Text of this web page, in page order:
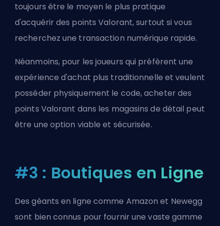
toujours être le moyen le plus pratique
d'acquérir des points Valorant, surtout si vous
recherchez une transaction numérique rapide.
Néanmoins, pour les joueurs qui préfèrent une
expérience d'achat plus traditionnelle et veulent
posséder physiquement le code, acheter des
points Valorant dans les magasins de détail peut
être une option viable et sécurisée.
#3 : Boutiques en Ligne
Des géants en ligne comme Amazon et Newegg
sont bien connus pour fournir une vaste gamme